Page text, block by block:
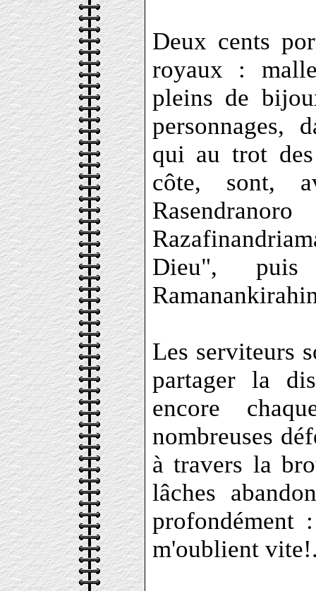
Deux cents
royaux :
pleins de
personnages,
qui au trot
côte, sont,
Dieu",
Les serviteurs
partager la
encore
nombreuses
à travers la
lâches
profondément
m'oublient